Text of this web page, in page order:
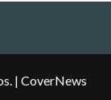
| CoverNews